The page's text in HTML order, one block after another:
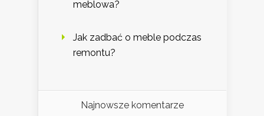
meblowa?
Jak zadbać o meble podczas
remontu?
Najnowsze komentarze